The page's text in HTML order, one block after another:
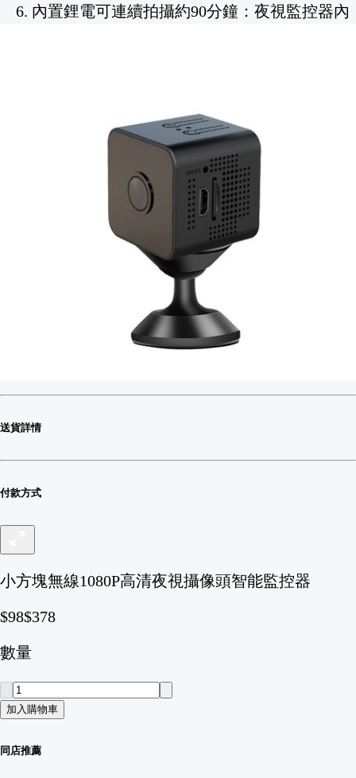
內置鋰電可連續拍攝約90分鐘：夜視監控器內
電源來供電，同時還可以在充電的同時繼續使
機身小巧只有3*3.2*3.2cm：夜視監控器採用小
巧輕便的設計，只有3*3.2* 3.2cm的機身尺寸，
方便攜帶和安裝在各種場合中。
簡單易用的操作界面：夜視監控器提供簡單直
觀的操作界面，使用者可以輕鬆掌握所有功
能，快速開始監控和錄製。
多種應用場景：夜視監控器適用於多種應用場
景，如家庭安防監控、辦公室監控、戶外活動
錄影等，提供全方位的保護和記錄功能。
送貨詳情
付款方式
小方塊無線1080P高清夜視攝像頭智能監控器
$98$378
數量
加入購物車
同店推薦